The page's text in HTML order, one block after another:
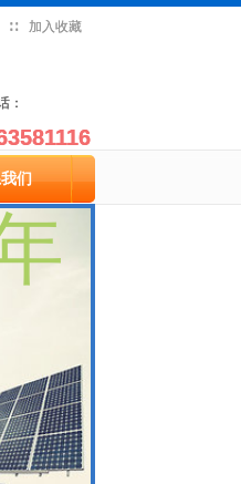
∷ 加入收藏
∷ 加入收藏
：
：
们
们